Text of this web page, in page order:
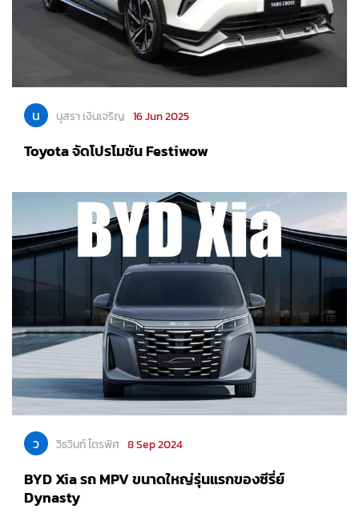
น นุสรา เงินเจริญ 16 Jun 2025
Toyota จัดโปรโมชัน Festiwow
ว วิธวินท์ ไตรพิศ 8 Sep 2024
BYD Xia รถ MPV ขนาดใหญ่รุ่นแรกของซีรี่ย์
Dynasty